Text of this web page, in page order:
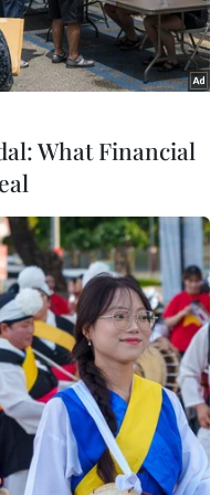
NSA. (Nguồn: Guardian)
viên Cơ quan An
đã sang Nga cư
chương trình
quyền Mỹ, đang
hồi ký.
What Financial